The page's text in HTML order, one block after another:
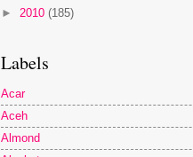
► 2010 (185)
Labels
Acar
Aceh
Almond